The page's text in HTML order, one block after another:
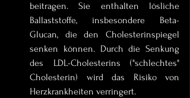
beitragen. Sie enthalten lösliche
Ballaststoffe, insbesondere Beta-
Glucan, die den Cholesterinspiegel
senken können. Durch die Senkung
des LDL-Cholesterins ("schlechtes"
Cholesterin) wird das Risiko von
Herzkrankheiten verringert.